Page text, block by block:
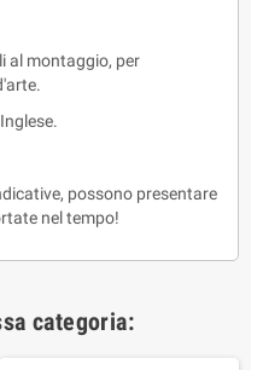
al montaggio, per
possono presentare
nel tempo!
categoria: